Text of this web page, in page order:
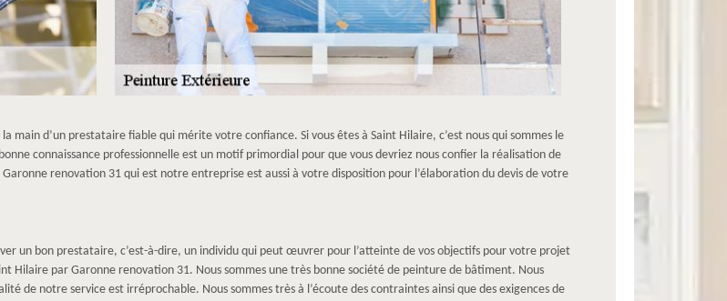
d’un prestataire fiable qui mérite votre confiance. Si vous êtes à Saint Hilaire, c’est nous qui sommes le
connaissance professionnelle est un motif primordial pour que vous devriez nous confier la réalisation de
renovation 31 qui est notre entreprise est aussi à votre disposition pour l’élaboration du devis de votre
un bon prestataire, c’est-à-dire, un individu qui peut œuvrer pour l’atteinte de vos objectifs pour votre projet
Hilaire par Garonne renovation 31. Nous sommes une très bonne société de peinture de bâtiment. Nous
de notre service est irréprochable. Nous sommes très à l’écoute des contraintes ainsi que des exigences de